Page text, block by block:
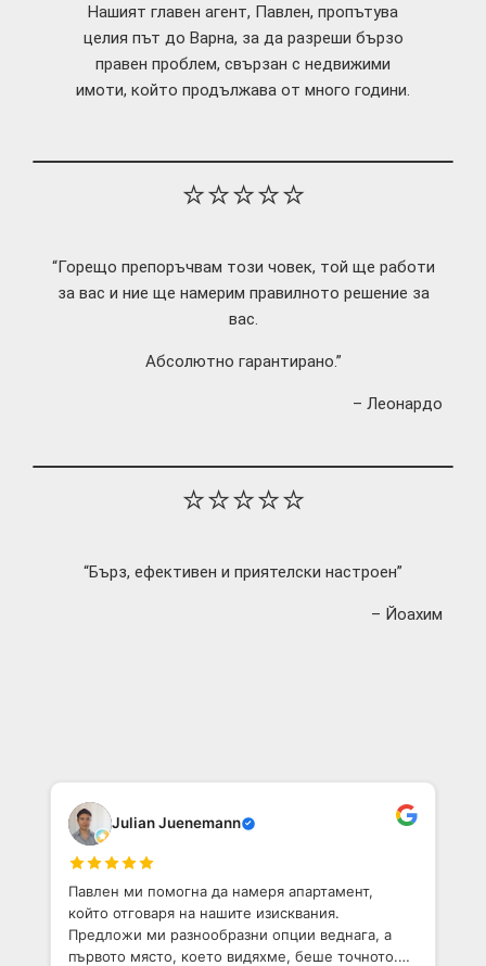
Нашият главен агент, Павлен, пропътува
целия път до Варна, за да разреши бързо
правен проблем, свързан с недвижими
имоти, който продължава от много години.
⭐⭐⭐⭐⭐
“Горещо препоръчвам този човек, той ще работи
за вас и ние ще намерим правилното решение за
вас.
Абсолютно гарантирано.”
– Леонардо
⭐⭐⭐⭐⭐
“Бърз, ефективен и приятелски настроен”
– Йоахим
Julian Juenemann
Павлен ми помогна да намеря апартамент,
който отговаря на нашите изисквания.
Предложи ми разнообразни опции веднага, а
първото място, което видяхме, беше точното.